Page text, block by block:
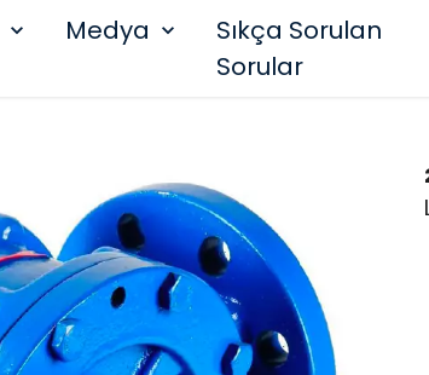
Medya
Sıkça Sorulan
Sorular